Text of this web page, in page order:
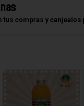
tus compras y